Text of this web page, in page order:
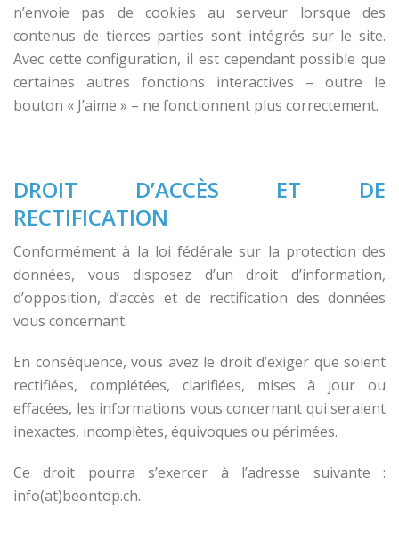
n’envoie pas de cookies au serveur lorsque des
contenus de tierces parties sont intégrés sur le site.
Avec cette configuration, il est cependant possible que
certaines autres fonctions interactives – outre le
bouton « J’aime » – ne fonctionnent plus correctement.
DROIT D’ACCÈS ET DE
RECTIFICATION
Conformément à la loi fédérale sur la protection des
données, vous disposez d’un droit d’information,
d’opposition, d’accès et de rectification des données
vous concernant.
En conséquence, vous avez le droit d’exiger que soient
rectifiées, complétées, clarifiées, mises à jour ou
effacées, les informations vous concernant qui seraient
inexactes, incomplètes, équivoques ou périmées.
Ce droit pourra s’exercer à l’adresse suivante :
info(at)beontop.ch.